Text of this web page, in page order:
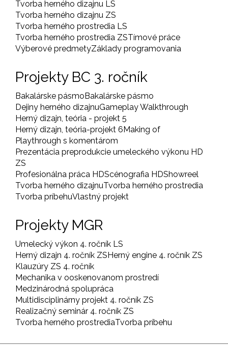
Tvorba herného dizajnu LS
Tvorba herného dizajnu ZS
Tvorba herného prostredia LS
Tvorba herného prostredia ZSTímové práce
Výberové predmetyZáklady programovania
Projekty BC 3. ročník
Bakalárske pásmoBakalárske pásmo
Dejiny herného dizajnuGameplay Walkthrough
Herný dizajn, teória - projekt 5
Herný dizajn, teória-projekt 6Making of
Playthrough s komentárom
Prezentácia preprodukcie umeleckého výkonu HD
ZS
Profesionálna práca HDScénografia HDShowreel
Tvorba herného dizajnuTvorba herného prostredia
Tvorba príbehuVlastný projekt
Projekty MGR
Umelecký výkon 4. ročník LS
Herný dizajn 4. ročník ZSHerný engine 4. ročník ZS
Klauzúry ZS 4. ročník
Mechanika v ooskenovanom prostredí
Medzinárodná spolupráca
Multidisciplinárny projekt 4. ročník ZS
Realizačný seminár 4. ročník ZS
Tvorba herného prostrediaTvorba príbehu